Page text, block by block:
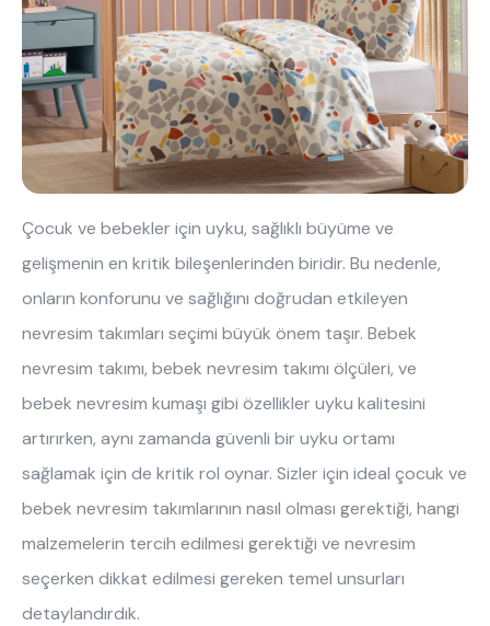
Kurulum & Teslimat
İnsan Kaynakları
İş Ortaklığı
Öneriler
444 8 543
Çocuk ve bebekler için uyku, sağlıklı büyüme ve
gelişmenin en kritik bileşenlerinden biridir. Bu nedenle,
onların konforunu ve sağlığını doğrudan etkileyen
nevresim takımları seçimi büyük önem taşır. Bebek
nevresim takımı, bebek nevresim takımı ölçüleri, ve
bebek nevresim kumaşı gibi özellikler uyku kalitesini
artırırken, aynı zamanda güvenli bir uyku ortamı
sağlamak için de kritik rol oynar. Sizler için ideal çocuk ve
bebek nevresim takımlarının nasıl olması gerektiği, hangi
malzemelerin tercih edilmesi gerektiği ve nevresim
seçerken dikkat edilmesi gereken temel unsurları
detaylandırdık.